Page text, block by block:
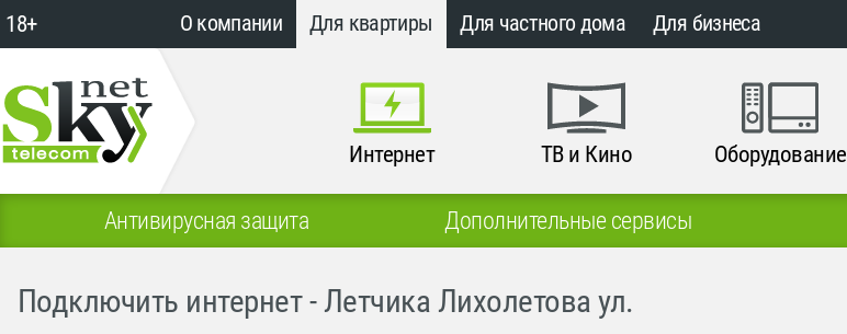
18+ О компании Для квартиры Для частного дома Для бизнеса
Интернет ТВ и Кино Оборудование
Антивирусная защита Дополнительные сервисы
Подключить интернет - Летчика Лихолетова ул.